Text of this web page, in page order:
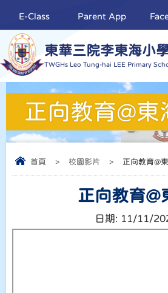
東華三院李東海小
TWGHs Leo Tung-hai LEE Primary
E-Class Parent App
正向教育@東
首頁 > 校園影片 > 正向教育@
正向教育@
日期: 11/11/